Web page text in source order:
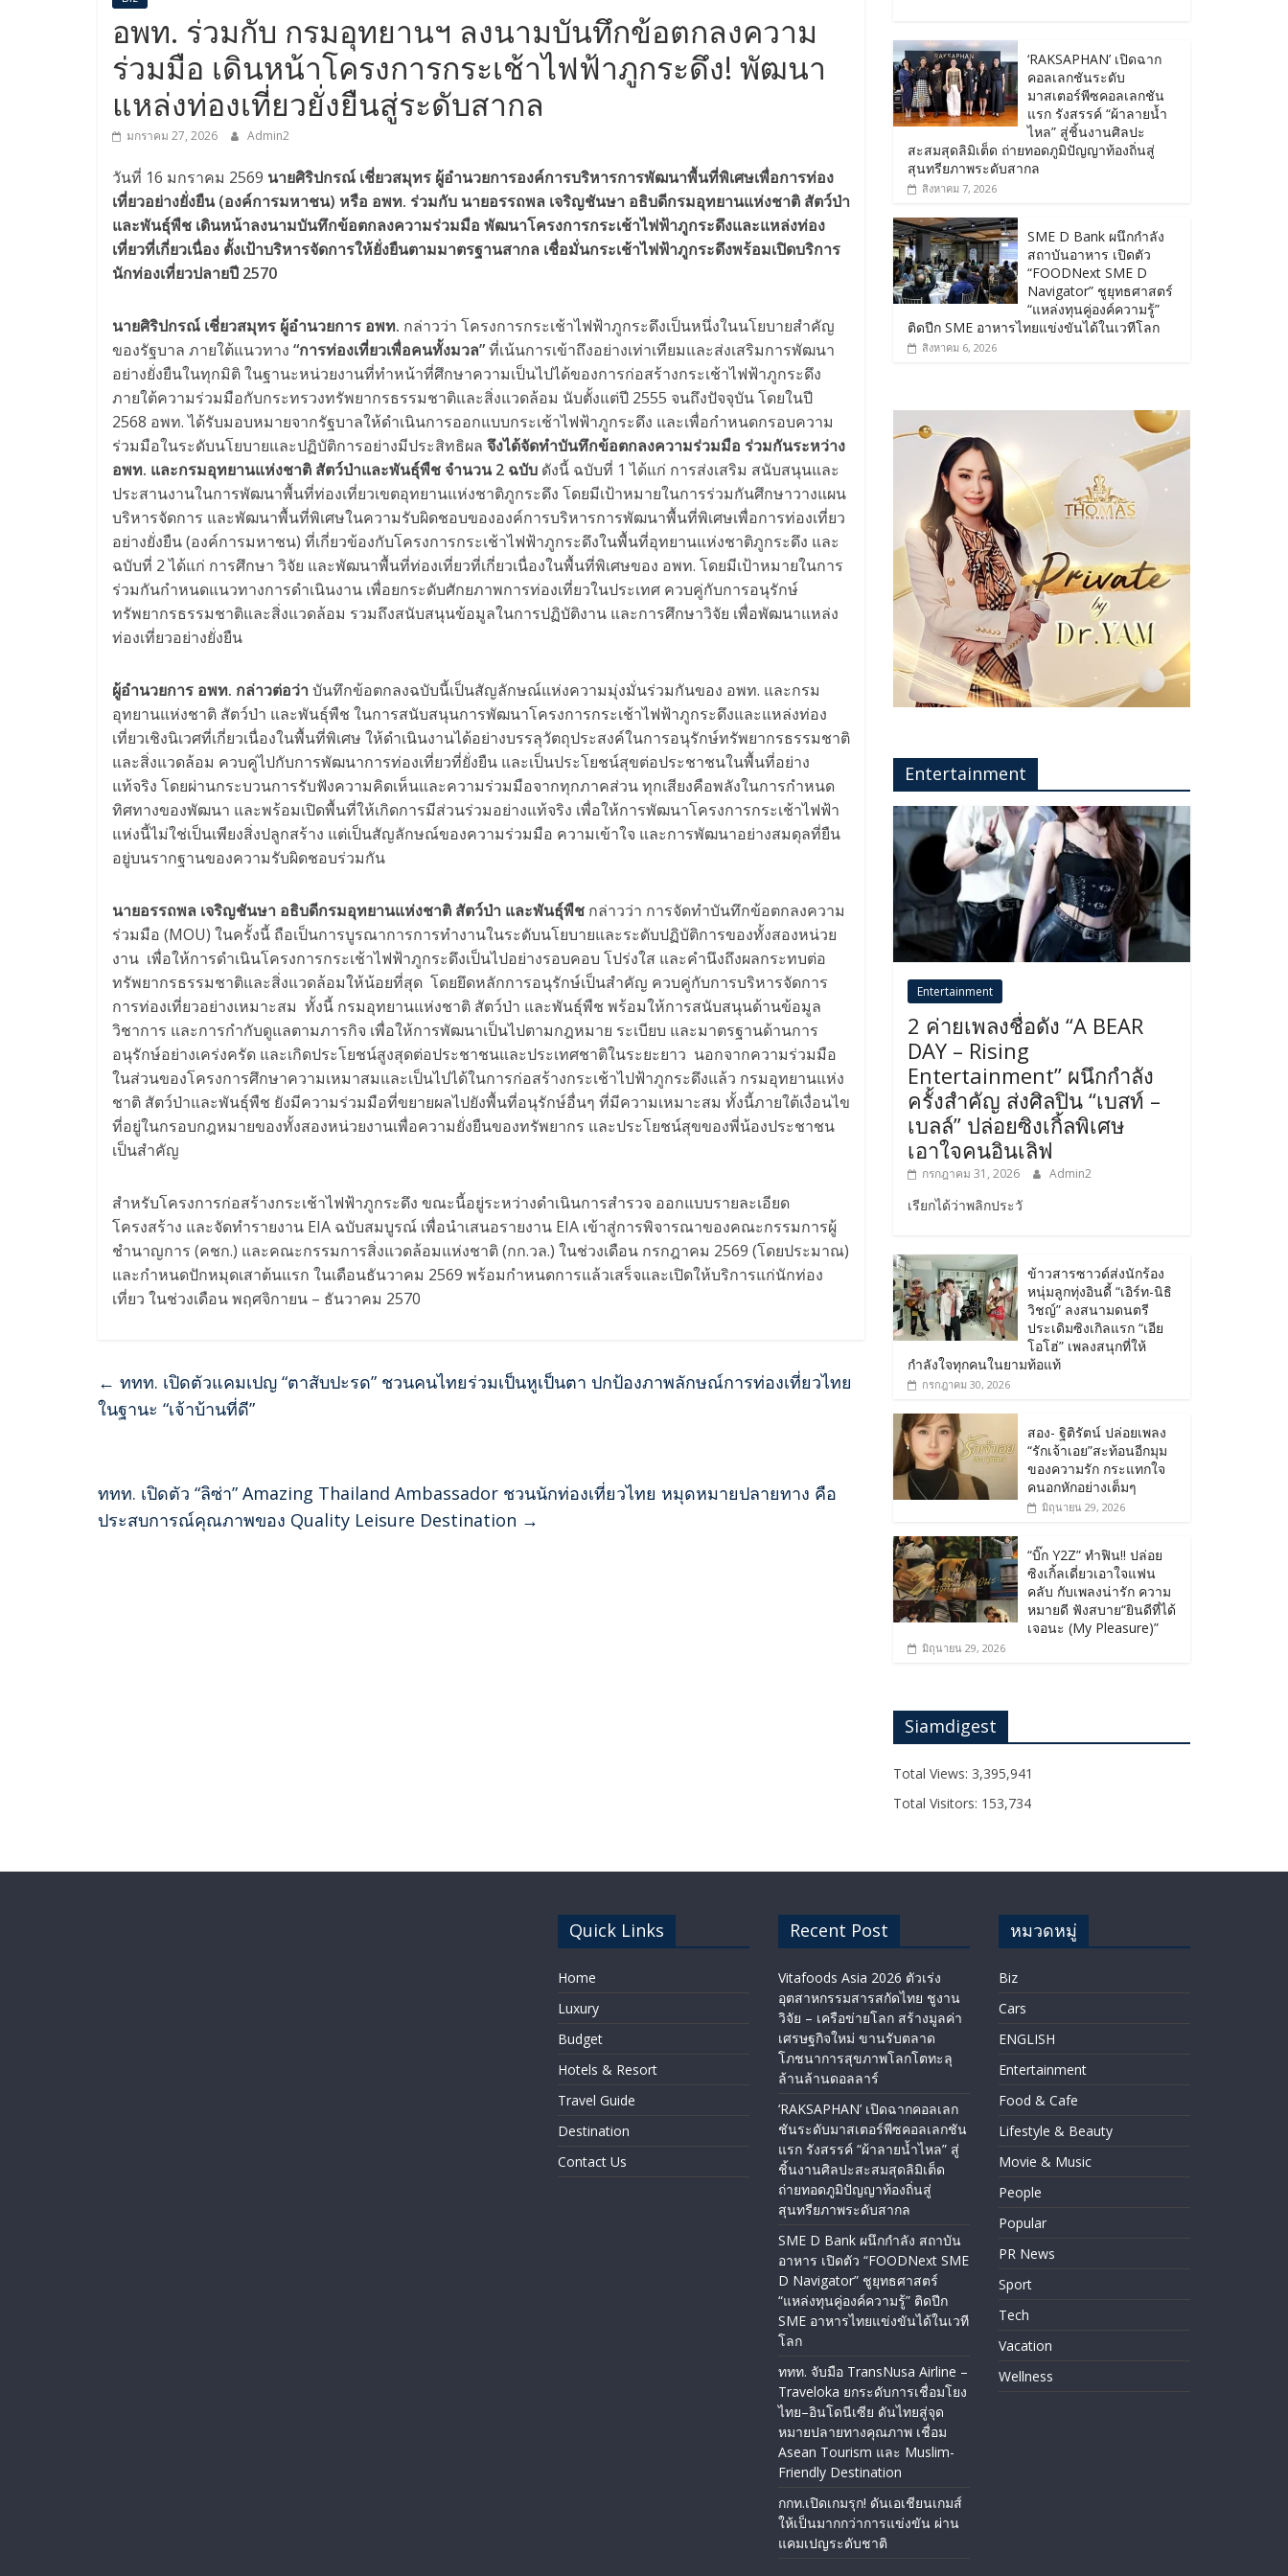
อพท. ร่วมกับ กรมอุทยานฯ ลงนามบันทึกข้อตกลงความ
ร่วมมือ เดินหน้าโครงการกระเช้าไฟฟ้าภูกระดึง! พัฒนา
แหล่งท่องเที่ยวยั่งยืนสู่ระดับสากล
มกราคม 27, 2026 Admin2
วันที่ 16 มกราคม 2569 นายศิริปกรณ์ เชี่ยวสมุทร ผู้อำนวยการองค์การบริหารการพัฒนาพื้นที่พิเศษเพื่อการท่อง
เที่ยวอย่างยั่งยืน (องค์การมหาชน) หรือ อพท. ร่วมกับ นายอรรถพล เจริญชันษา อธิบดีกรมอุทยานแห่งชาติ สัตว์ป่า
และพันธุ์พืช เดินหน้าลงนามบันทึกข้อตกลงความร่วมมือ พัฒนาโครงการกระเช้าไฟฟ้าภูกระดึงและแหล่งท่อง
เที่ยวที่เกี่ยวเนื่อง ตั้งเป้าบริหารจัดการให้ยั่งยืนตามมาตรฐานสากล เชื่อมั่นกระเช้าไฟฟ้าภูกระดึงพร้อมเปิดบริการ
นักท่องเที่ยวปลายปี 2570
นายศิริปกรณ์ เชี่ยวสมุทร ผู้อำนวยการ อพท. กล่าวว่า โครงการกระเช้าไฟฟ้าภูกระดึงเป็นหนึ่งในนโยบายสำคัญ
ของรัฐบาล ภายใต้แนวทาง “การท่องเที่ยวเพื่อคนทั้งมวล”ที่เน้นการเข้าถึงอย่างเท่าเทียมและส่งเสริมการพัฒนา
อย่างยั่งยืนในทุกมิติ ในฐานะหน่วยงานที่ทำหน้าที่ศึกษาความเป็นไปได้ของการก่อสร้างกระเช้าไฟฟ้าภูกระดึง
ภายใต้ความร่วมมือกับกระทรวงทรัพยากรธรรมชาติและสิ่งแวดล้อม นับตั้งแต่ปี 2555 จนถึงปัจจุบัน โดยในปี
2568 อพท. ได้รับมอบหมายจากรัฐบาลให้ดำเนินการออกแบบกระเช้าไฟฟ้าภูกระดึง และเพื่อกำหนดกรอบความ
ร่วมมือในระดับนโยบายและปฏิบัติการอย่างมีประสิทธิผล จึงได้จัดทำบันทึกข้อตกลงความร่วมมือ ร่วมกันระหว่าง
อพท. และกรมอุทยานแห่งชาติ สัตว์ป่าและพันธุ์พืช จำนวน 2 ฉบับ ดังนี้ ฉบับที่ 1 ได้แก่ การส่งเสริม สนับสนุนและ
ประสานงานในการพัฒนาพื้นที่ท่องเที่ยวเขตอุทยานแห่งชาติภูกระดึง โดยมีเป้าหมายในการร่วมกันศึกษาวางแผน
บริหารจัดการ และพัฒนาพื้นที่พิเศษในความรับผิดชอบขององค์การบริหารการพัฒนาพื้นที่พิเศษเพื่อการท่องเที่ยว
อย่างยั่งยืน (องค์การมหาชน) ที่เกี่ยวข้องกับโครงการกระเช้าไฟฟ้าภูกระดึงในพื้นที่อุทยานแห่งชาติภูกระดึง และ
ฉบับที่ 2 ได้แก่ การศึกษา วิจัย และพัฒนาพื้นที่ท่องเที่ยวที่เกี่ยวเนื่องในพื้นที่พิเศษของ อพท. โดยมีเป้าหมายในการ
ร่วมกันกำหนดแนวทางการดำเนินงาน เพื่อยกระดับศักยภาพการท่องเที่ยวในประเทศ ควบคู่กับการอนุรักษ์
ทรัพยากรธรรมชาติและสิ่งแวดล้อม รวมถึงสนับสนุนข้อมูลในการปฏิบัติงาน และการศึกษาวิจัย เพื่อพัฒนาแหล่ง
ท่องเที่ยวอย่างยั่งยืน
ผู้อำนวยการ อพท. กล่าวต่อว่า บันทึกข้อตกลงฉบับนี้เป็นสัญลักษณ์แห่งความมุ่งมั่นร่วมกันของ อพท. และกรม
อุทยานแห่งชาติ สัตว์ป่า และพันธุ์พืช ในการสนับสนุนการพัฒนาโครงการกระเช้าไฟฟ้าภูกระดึงและแหล่งท่อง
เที่ยวเชิงนิเวศที่เกี่ยวเนื่องในพื้นที่พิเศษ ให้ดำเนินงานได้อย่างบรรลุวัตถุประสงค์ในการอนุรักษ์ทรัพยากรธรรมชาติ
และสิ่งแวดล้อม ควบคู่ไปกับการพัฒนาการท่องเที่ยวที่ยั่งยืน และเป็นประโยชน์สุขต่อประชาชนในพื้นที่อย่าง
แท้จริง โดยผ่านกระบวนการรับฟังความคิดเห็นและความร่วมมือจากทุกภาคส่วน ทุกเสียงคือพลังในการกำหนด
ทิศทางของพัฒนา และพร้อมเปิดพื้นที่ให้เกิดการมีส่วนร่วมอย่างแท้จริง เพื่อให้การพัฒนาโครงการกระเช้าไฟฟ้า
แห่งนี้ไม่ใช่เป็นเพียงสิ่งปลูกสร้าง แต่เป็นสัญลักษณ์ของความร่วมมือ ความเข้าใจ และการพัฒนาอย่างสมดุลที่ยืน
อยู่บนรากฐานของความรับผิดชอบร่วมกัน
นายอรรถพล เจริญชันษา อธิบดีกรมอุทยานแห่งชาติ สัตว์ป่า และพันธุ์พืช กล่าวว่า การจัดทำบันทึกข้อตกลงความ
ร่วมมือ (MOU) ในครั้งนี้ ถือเป็นการบูรณาการการทำงานในระดับนโยบายและระดับปฏิบัติการของทั้งสองหน่วย
งาน เพื่อให้การดำเนินโครงการกระเช้าไฟฟ้าภูกระดึงเป็นไปอย่างรอบคอบ โปร่งใส และคำนึงถึงผลกระทบต่อ
ทรัพยากรธรรมชาติและสิ่งแวดล้อมให้น้อยที่สุด โดยยึดหลักการอนุรักษ์เป็นสำคัญ ควบคู่กับการบริหารจัดการ
การท่องเที่ยวอย่างเหมาะสม ทั้งนี้ กรมอุทยานแห่งชาติ สัตว์ป่า และพันธุ์พืช พร้อมให้การสนับสนุนด้านข้อมูล
วิชาการ และการกำกับดูแลตามภารกิจ เพื่อให้การพัฒนาเป็นไปตามกฎหมาย ระเบียบ และมาตรฐานด้านการ
อนุรักษ์อย่างเคร่งครัด และเกิดประโยชน์สูงสุดต่อประชาชนและประเทศชาติในระยะยาว นอกจากความร่วมมือ
ในส่วนของโครงการศึกษาความเหมาสมและเป็นไปได้ในการก่อสร้างกระเช้าไปฟ้าภูกระดึงแล้ว กรมอุทยานแห่ง
ชาติ สัตว์ป่าและพันธุ์พืช ยังมีความร่วมมือที่ขยายผลไปยังพื้นที่อนุรักษ์อื่นๆ ที่มีความเหมาะสม ทั้งนี้ภายใต้เงื่อนไข
ที่อยู่ในกรอบกฎหมายของทั้งสองหน่วยงานเพื่อความยั่งยืนของทรัพยากร และประโยชน์สุขของพี่น้องประชาชน
เป็นสำคัญ
สำหรับโครงการก่อสร้างกระเช้าไฟฟ้าภูกระดึง ขณะนี้อยู่ระหว่างดำเนินการสำรวจ ออกแบบรายละเอียด
โครงสร้าง และจัดทำรายงาน EIA ฉบับสมบูรณ์ เพื่อนำเสนอรายงาน EIA เข้าสู่การพิจารณาของคณะกรรมการผู้
ชำนาญการ (คชก.) และคณะกรรมการสิ่งแวดล้อมแห่งชาติ (กก.วล.) ในช่วงเดือน กรกฎาคม 2569 (โดยประมาณ)
และกำหนดปักหมุดเสาต้นแรก ในเดือนธันวาคม 2569 พร้อมกำหนดการแล้วเสร็จและเปิดให้บริการแก่นักท่อง
เที่ยว ในช่วงเดือน พฤศจิกายน – ธันวาคม 2570
← ททท. เปิดตัวแคมเปญ “ตาสับปะรด” ชวนคนไทยร่วมเป็นหูเป็นตา ปกป้องภาพลักษณ์การท่องเที่ยวไทย
ในฐานะ “เจ้าบ้านที่ดี”
ททท. เปิดตัว “ลิซ่า” Amazing Thailand Ambassador ชวนนักท่องเที่ยวไทย หมุดหมายปลายทาง คือ
ประสบการณ์คุณภาพของ Quality Leisure Destination →
‘RAKSAPHAN’ เปิดฉาก
คอลเลกชันระดับ
มาสเตอร์พีซคอลเลกชัน
แรก รังสรรค์ “ผ้าลายน้ำ
ไหล” สู่ชิ้นงานศิลปะ
สะสมสุดลิมิเต็ด ถ่ายทอดภูมิปัญญาท้องถิ่นสู่
สุนทรียภาพระดับสากล
สิงหาคม 7, 2026
SME D Bank ผนึกกำลัง
สถาบันอาหาร เปิดตัว
“FOODNext SME D
Navigator” ชูยุทธศาสตร์
“แหล่งทุนคู่องค์ความรู้”
ติดปีก SME อาหารไทยแข่งขันได้ในเวทีโลก
สิงหาคม 6, 2026
Entertainment
Entertainment
2 ค่ายเพลงชื่อดัง “A BEAR
DAY – Rising
Entertainment” ผนึกกำลัง
ครั้งสำคัญ ส่งศิลปิน “เบสท์ –
เบลล์” ปล่อยซิงเกิ้ลพิเศษ
เอาใจคนอินเลิฟ
กรกฎาคม 31, 2026 Admin2
เรียกได้ว่าพลิกประวั
ข้าวสารซาวด์ส่งนักร้อง
หนุ่มลูกทุ่งอินดี้ “เอิร์ท-นิธิ
วิชญ์” ลงสนามดนตรี
ประเดิมซิงเกิลแรก “เอีย
โอโฮ่” เพลงสนุกที่ให้
กำลังใจทุกคนในยามท้อแท้
กรกฎาคม 30, 2026
สอง- ฐิติรัตน์ ปล่อยเพลง
“รักเจ้าเอย”สะท้อนอีกมุม
ของความรัก กระแทกใจ
คนอกหักอย่างเต็มๆ
มิถุนายน 29, 2026
“บิ๊ก Y2Z” ทำฟิน!! ปล่อย
ซิงเกิ้ลเดี่ยวเอาใจแฟน
คลับ กับเพลงน่ารัก ความ
หมายดี ฟังสบาย“ยินดีที่ได้
เจอนะ (My Pleasure)”
มิถุนายน 29, 2026
Siamdigest
Total Views: 3,395,941
Total Visitors: 153,734
Quick Links
Home
Luxury
Budget
Hotels & Resort
Travel Guide
Destination
Contact Us
Recent Post
Vitafoods Asia 2026 ตัวเร่ง
อุตสาหกรรมสารสกัดไทย ชูงาน
วิจัย – เครือข่ายโลก สร้างมูลค่า
เศรษฐกิจใหม่ ขานรับตลาด
โภชนาการสุขภาพโลกโตทะลุ
ล้านล้านดอลลาร์
‘RAKSAPHAN’ เปิดฉากคอลเลก
ชันระดับมาสเตอร์พีซคอลเลกชัน
แรก รังสรรค์ “ผ้าลายน้ำไหล” สู่
ชิ้นงานศิลปะสะสมสุดลิมิเต็ด
ถ่ายทอดภูมิปัญญาท้องถิ่นสู่
สุนทรียภาพระดับสากล
SME D Bank ผนึกกำลัง สถาบัน
อาหาร เปิดตัว “FOODNext SME
D Navigator” ชูยุทธศาสตร์
“แหล่งทุนคู่องค์ความรู้” ติดปีก
SME อาหารไทยแข่งขันได้ในเวที
โลก
ททท. จับมือ TransNusa Airline –
Traveloka ยกระดับการเชื่อมโยง
ไทย–อินโดนีเซีย ดันไทยสู่จุด
หมายปลายทางคุณภาพ เชื่อม
Asean Tourism และ Muslim-
Friendly Destination
กกท.เปิดเกมรุก! ดันเอเชียนเกมส์
ให้เป็นมากกว่าการแข่งขัน ผ่าน
แคมเปญระดับชาติ
หมวดหมู่
Biz
Cars
ENGLISH​
Entertainment
Food & Cafe
Lifestyle & Beauty
Movie & Music
People
Popular
PR News
Sport
Tech
Vacation
Wellness